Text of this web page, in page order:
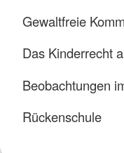
Gewaltfreie
Das Kinderrecht
Beobachtungen
Rückenschule